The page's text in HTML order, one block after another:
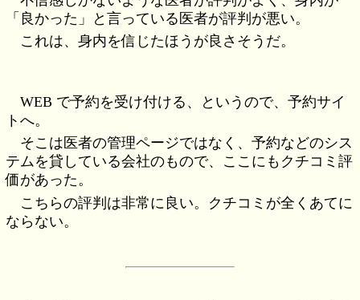
「良かった」と言っている医者が評判が悪い。
これは、身内を信じたほうが良さそうだ。
WEB で予約を受け付ける、というので、予約サイ
トへ。
そこは医者の管理ページではなく、予約などのシス
テムを貸している会社のもので、ここにもクチコミ評
価があった。
こちらの評判は非常に良い。クチコミが全くあてに
ならない。